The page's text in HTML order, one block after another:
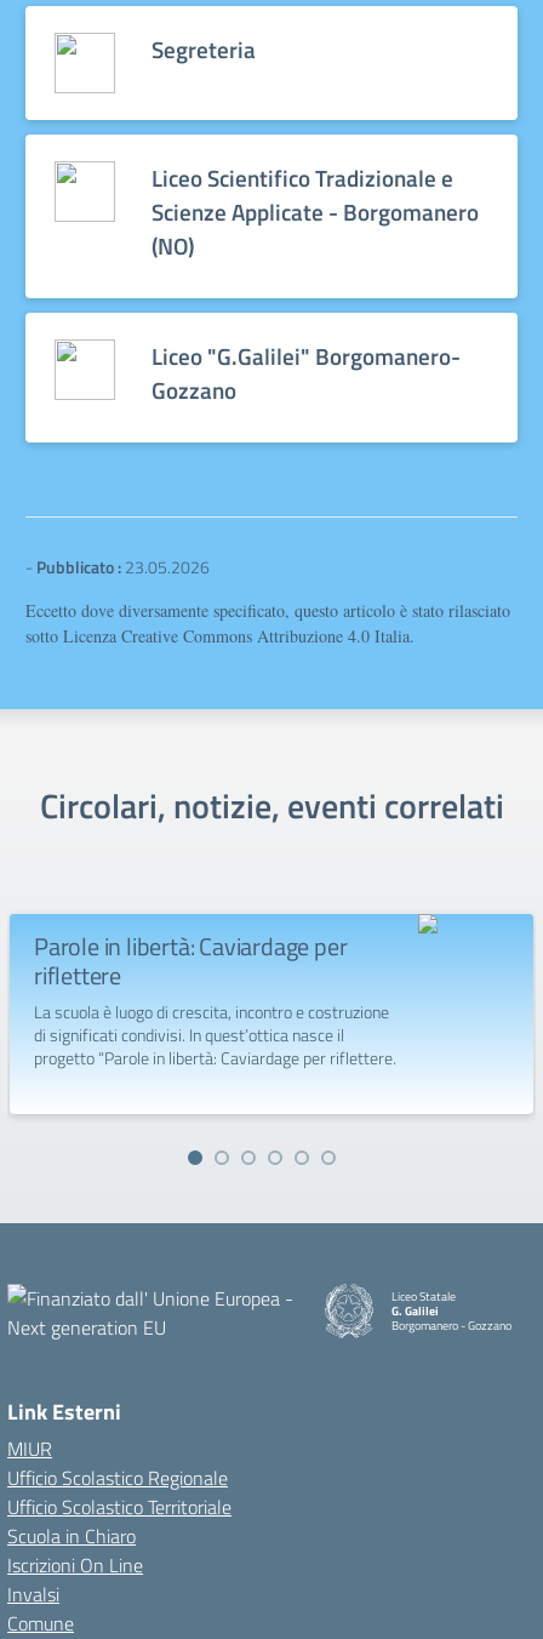
Segreteria
Liceo Scientifico Tradizionale e
Scienze Applicate - Borgomanero
(NO)
Liceo "G.Galilei" Borgomanero-
Gozzano
- Pubblicato :23.05.2026
Eccetto dove diversamente specificato, questo articolo è stato rilasciato
sotto Licenza Creative Commons Attribuzione 4.0 Italia.
Circolari, notizie, eventi correlati
Parole in libertà: Caviardage per
riflettere
La scuola è luogo di crescita, incontro e costruzione
di significati condivisi. In quest’ottica nasce il
progetto “Parole in libertà: Caviardage per riflettere.
Liceo Statale
G. Galilei
Borgomanero - Gozzano
Link Esterni
MIUR
Ufficio Scolastico Regionale
Ufficio Scolastico Territoriale
Scuola in Chiaro
Iscrizioni On Line
Invalsi
Comune